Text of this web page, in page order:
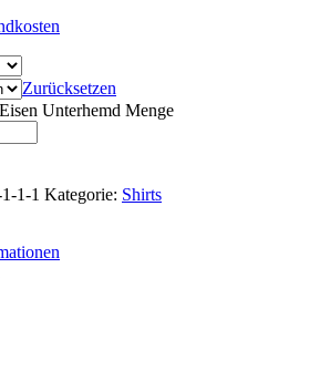
Zurücksetzen
Unterhemd Menge
1-1 Kategorie: Shirts